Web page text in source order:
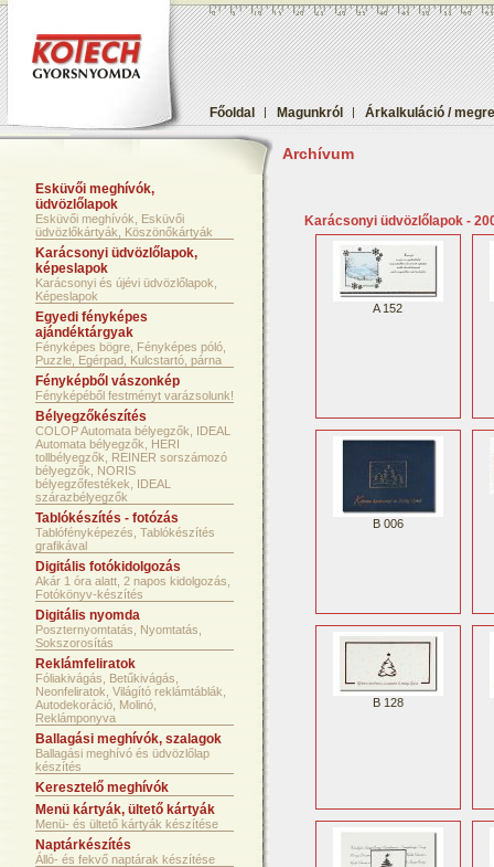
Főoldal | Magunkról | Árkalkuláció /
Archívum
Esküvői meghívók,
üdvözlőlapok
Esküvői meghívók, Esküvői
üdvözlőkártyák, Köszönőkártyák
Karácsonyi üdvözlőlapok,
képeslapok
Karácsonyi és újévi üdvözlőlapok,
Képeslapok
Egyedi fényképes
ajándéktárgyak
Fényképes bögre, Fényképes póló,
Puzzle, Egérpad, Kulcstartó, párna
Fényképből vászonkép
Fényképéből festményt varázsolunk!
Bélyegzőkészítés
COLOP Automata bélyegzők, IDEAL
Automata bélyegzők, HERI
tollbélyegzők, REINER sorszámozó
bélyegzők, NORIS
bélyegzőfestékek, IDEAL
szárazbélyegzők
Tablókészítés - fotózás
Tablófényképezés, Tablókészítés
grafikával
Digitális fotókidolgozás
Akár 1 óra alatt, 2 napos kidolgozás,
Fotókönyv-készítés
Digitális nyomda
Poszternyomtatás, Nyomtatás,
Sokszorosítás
Reklámfeliratok
Fóliakivágás, Betűkivágás,
Neonfeliratok, Világító reklámtáblák,
Autodekoráció, Molinó,
Reklámponyva
Ballagási meghívók, szalagok
Ballagási meghívó és üdvözlőlap
készítés
Keresztelő meghívók
Menü kártyák, ültető kártyák
Menü- és ültető kártyák készítése
Naptárkészítés
Álló- és fekvő naptárak készítése
Karácsonyi üdvözlőlapok -
A 152
B 006
B 128